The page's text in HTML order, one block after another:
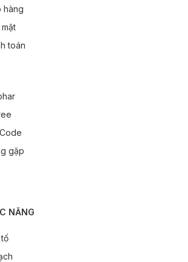
hàng
toán
gặp
NĂNG